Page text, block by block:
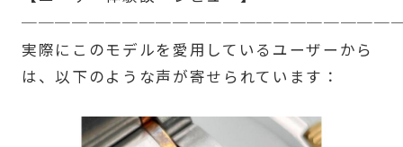
実際にこのモデルを愛用しているユーザーから
は、以下のような声が寄せられています：